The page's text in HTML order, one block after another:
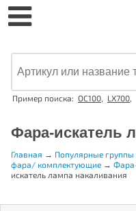
Пример поиска: OC100, LX700,
Фара-искатель
Главная → Популярные группы
фара/ комплектующие →
искатель лампа накаливания